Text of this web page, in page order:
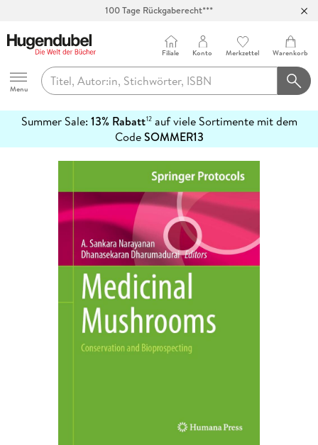
100 Tage Rückgaberecht***
Hugendubel
Menu
Filiale Konto Merkzettel Warenkorb
Summer Sale: 13% Rabatt12auf viele Sortimente mit dem
CodeSOMMER13
erfahren